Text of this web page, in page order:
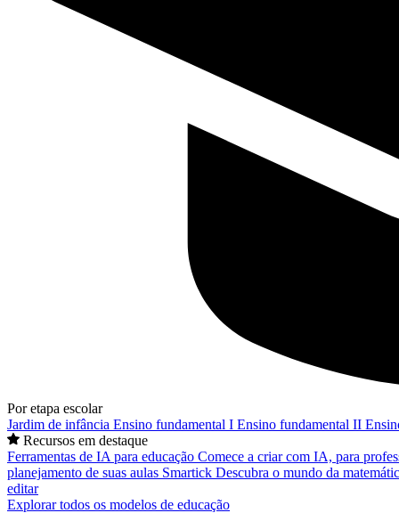
Por etapa escolar
Jardim de infância Ensino fundamental I Ensino fundamental II
Recursos em destaque
Ferramentas de IA para educação Comece a criar com IA, para
planejamento de suas aulas Smartick Descubra o mundo da
editar
Explorar todos os modelos de educação